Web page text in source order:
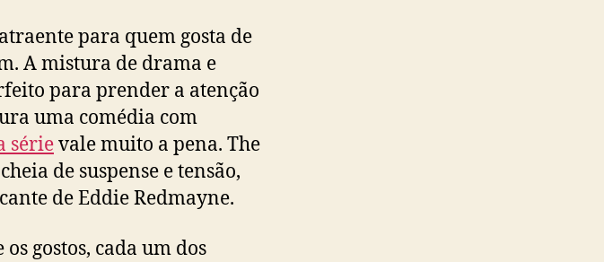
para quem gosta de
A mistura de drama e
para prender a atenção
uma comédia com
sérievale muito a pena. The
de suspense e tensão,
de Eddie Redmayne.
gostos, cada um dos